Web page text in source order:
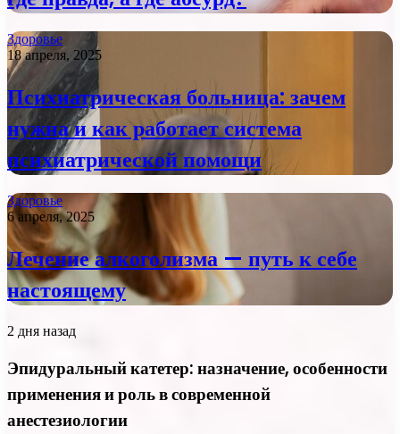
Здоровье
18 апреля, 2025
Психиатрическая больница: зачем
нужна и как работает система
психиатрической помощи
Здоровье
6 апреля, 2025
Лечение алкоголизма — путь к себе
настоящему
2 дня назад
Эпидуральный катетер: назначение, особенности
применения и роль в современной
анестезиологии